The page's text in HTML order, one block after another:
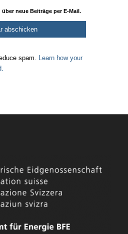
neue Beiträge per E-Mail.
spam. Learn how your